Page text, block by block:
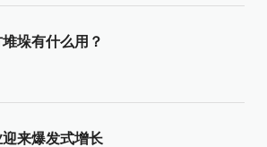
堆垛有什么用？
来爆发式增长